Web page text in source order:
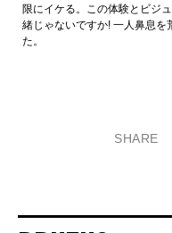
限にイケる。この体験とビジ
緒じゃないですか! 一人鼻息を
た。
SHARE